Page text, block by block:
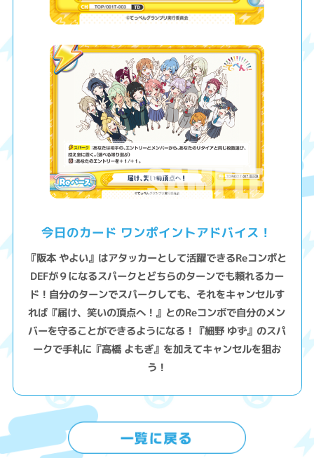
今日のカード ワンポイントアドバイス！
『阪本 やよい』はアタッカーとして活躍できるReコンボと
DEFが９になるスパークとどちらのターンでも頼れるカー
ド！自分のターンでスパークしても、それをキャンセルす
れば『届け、笑いの頂点へ！』とのReコンボで自分のメン
バーを守ることができるようになる！『細野 ゆず』のスパ
ークで手札に『高橋 よもぎ』を加えてキャンセルを狙お
う！